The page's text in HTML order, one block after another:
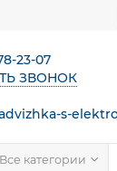
23-07
ЗВОНОК
s-
Все категории